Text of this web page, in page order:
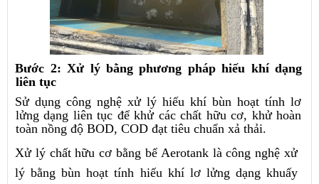
Bước 2: Xử lý bằng phương pháp hiếu khí dạng
liên tục
Sử dụng công nghệ xử lý hiếu khí bùn hoạt tính lơ
lửng dạng liên tục để khử cácchất hữu cơ, khử hoàn
toàn nồng độ BOD, COD đạt tiêu chuẩn xả thải.
Xử lý chất hữu cơ bằng bể Aerotank là công nghệ xử
lý bằng bùn hoạt tính hiếu khí lơ lửng dạng khuấy